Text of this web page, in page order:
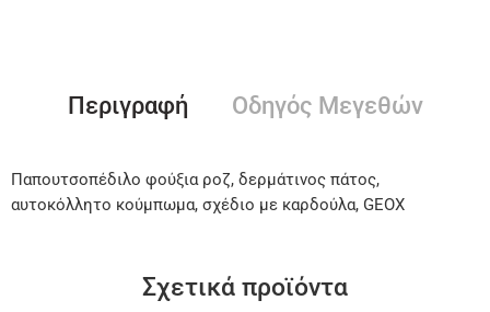
Περιγραφή Οδηγός Μεγεθών
Παπουτσοπέδιλο φούξια ροζ, δερμάτινος πάτος,
αυτοκόλλητο κούμπωμα, σχέδιο με καρδούλα, GEOX
Σχετικά προϊόντα